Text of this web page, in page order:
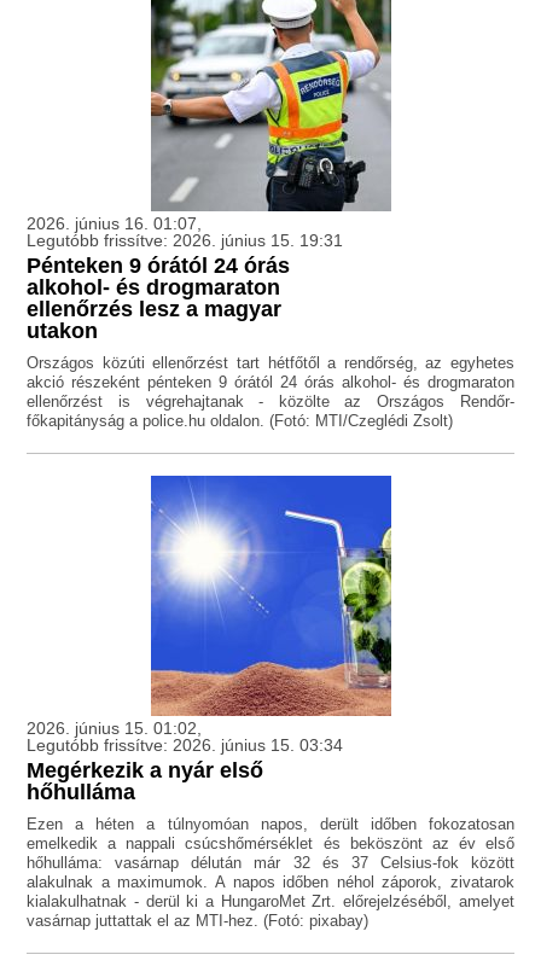
2026. június 16. 01:07,
Legutóbb frissítve: 2026. június 15. 19:31
Pénteken 9 órától 24 órás
alkohol- és drogmaraton
ellenőrzés lesz a magyar
utakon
Országos közúti ellenőrzést tart hétfőtől a rendőrség, az egyhetes
akció részeként pénteken 9 órától 24 órás alkohol- és drogmaraton
ellenőrzést is végrehajtanak - közölte az Országos Rendőr-
főkapitányság a police.hu oldalon. (Fotó: MTI/Czeglédi Zsolt)
2026. június 15. 01:02,
Legutóbb frissítve: 2026. június 15. 03:34
Megérkezik a nyár első
hőhulláma
Ezen a héten a túlnyomóan napos, derült időben fokozatosan
emelkedik a nappali csúcshőmérséklet és beköszönt az év első
hőhulláma: vasárnap délután már 32 és 37 Celsius-fok között
alakulnak a maximumok. A napos időben néhol záporok, zivatarok
kialakulhatnak - derül ki a HungaroMet Zrt. előrejelzéséből, amelyet
vasárnap juttattak el az MTI-hez. (Fotó: pixabay)